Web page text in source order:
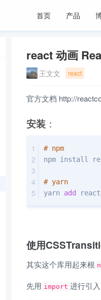
首页 产品
react 动画
王文文 react
官方文档 http://
安装：
# npm
npm install
# yarn
yarn add
使用
其实这个库用起来根
先用 import 进行引